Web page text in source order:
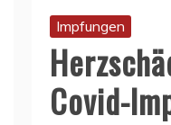
Impfungen
Covid-